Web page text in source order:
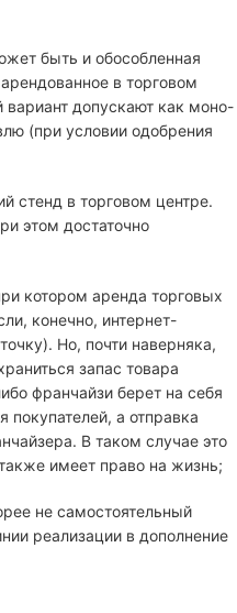
быть и обособленная
в торговом
вариант допускают как моно-
(при условии одобрения
стенд в торговом центре.
этом достаточно
котором аренда торговых
конечно, интернет-
Но, почти наверняка,
запас товара
франчайзи берет на себя
а отправка
В таком случае это
имеет право на жизнь;
не самостоятельный
реализации в дополнение